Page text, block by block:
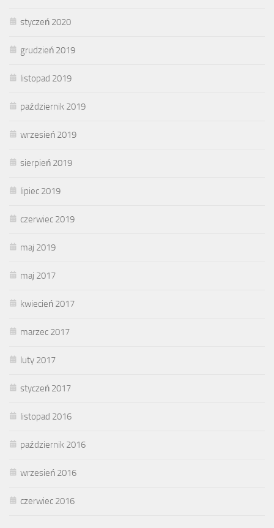
styczeń 2020
grudzień 2019
listopad 2019
październik 2019
wrzesień 2019
sierpień 2019
lipiec 2019
czerwiec 2019
maj 2019
maj 2017
kwiecień 2017
marzec 2017
luty 2017
styczeń 2017
listopad 2016
październik 2016
wrzesień 2016
czerwiec 2016